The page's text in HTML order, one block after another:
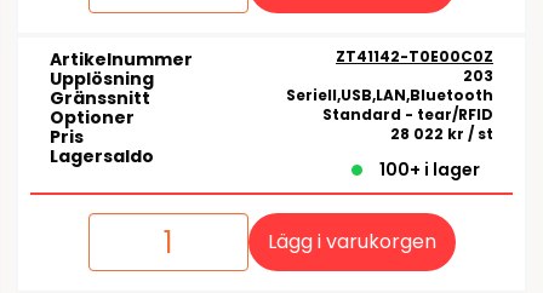
Artikelnummer ZT41142-T0E00C0Z
Upplösning 203
Gränssnitt Seriell,USB,LAN,Bluetooth
Optioner Standard - tear/RFID
Pris 28 022 kr / st
Lagersaldo
100+ i lager
Lägg i varukorgen